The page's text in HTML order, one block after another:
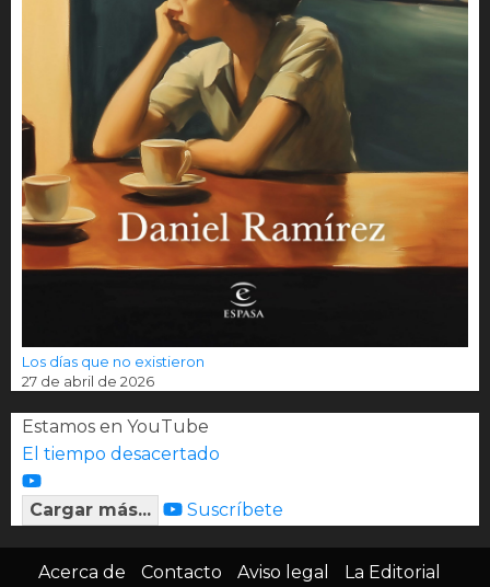
Los días que no existieron
27 de abril de 2026
Estamos en YouTube
El tiempo desacertado
Cargar más... Suscríbete
Acerca de Contacto Aviso legal La Editorial